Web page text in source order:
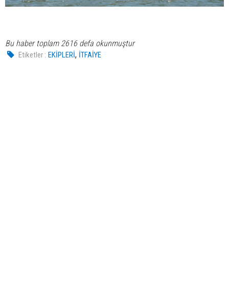
Bu haber toplam 2616 defa okunmuştur
Etiketler : EKİPLERİ, İTFAİYE